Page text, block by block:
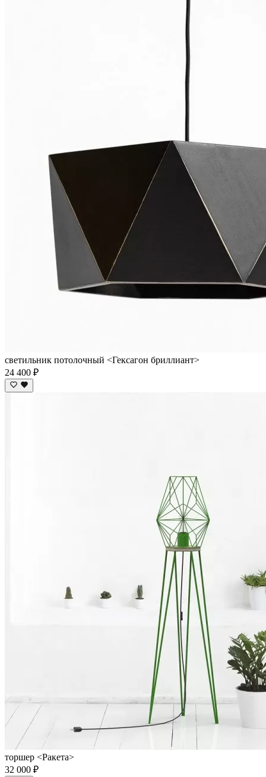
cветильник потолочный <Гексагон бриллиант>
24 400 ₽
торшер <Ракета>
32 000 ₽